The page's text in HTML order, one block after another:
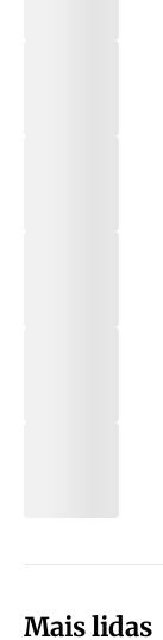
Mais lidas